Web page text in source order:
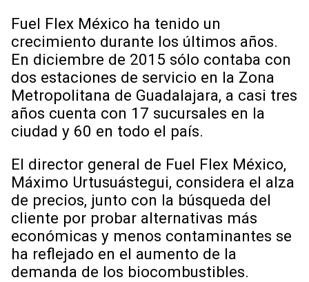
Fuel Flex México ha tenido un
crecimiento durante los últimos años.
En diciembre de 2015 sólo contaba con
dos estaciones de servicio en la Zona
Metropolitana de Guadalajara, a casi tres
años cuenta con 17 sucursales en la
ciudad y 60 en todo el país.
El director general de Fuel Flex México,
Máximo Urtusuástegui, considera el alza
de precios, junto con la búsqueda del
cliente por probar alternativas más
económicas y menos contaminantes se
ha reflejado en el aumento de la
demanda de los biocombustibles.